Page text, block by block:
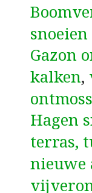
snoeien
Gazon
kalken,
Hagen
terras,
nieuwe